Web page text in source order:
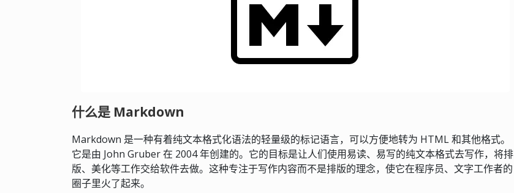
什么是 Markdown
Markdown 是一种有着纯文本格式化语法的轻量级的标记语言，可以方便地转为 HTML 和其他格式。
它是由 John Gruber 在 2004 年创建的。它的目标是让人们使用易读、易写的纯文本格式去写作，将排
版、美化等工作交给软件去做。这种专注于写作内容而不是排版的理念，使它在程序员、文字工作者的
圈子里火了起来。